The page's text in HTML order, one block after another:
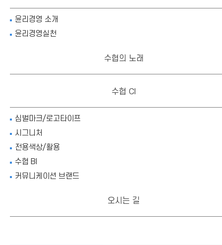
윤리경영 소개
윤리경영실천
수협의 노래
수협 CI
심벌마크/로고타이프
시그니처
전용색상/활용
수협 BI
커뮤니케이션 브랜드
오시는 길